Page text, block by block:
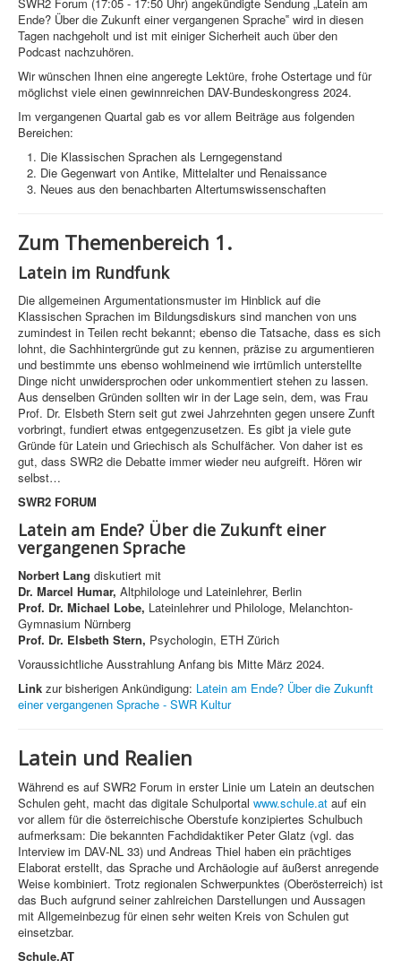
SWR2 Forum (17:05 - 17:50 Uhr) angekündigte Sendung „Latein am
Ende? Über die Zukunft einer vergangenen Sprache‟ wird in diesen
Tagen nachgeholt und ist mit einiger Sicherheit auch über den
Podcast nachzuhören.
Wir wünschen Ihnen eine angeregte Lektüre, frohe Ostertage und für
möglichst viele einen gewinnreichen DAV-Bundeskongress 2024.
Im vergangenen Quartal gab es vor allem Beiträge aus folgenden
Bereichen:
Die Klassischen Sprachen als Lerngegenstand
Die Gegenwart von Antike, Mittelalter und Renaissance
Neues aus den benachbarten Altertumswissenschaften
Zum Themenbereich 1.
Latein im Rundfunk
Die allgemeinen Argumentationsmuster im Hinblick auf die
Klassischen Sprachen im Bildungsdiskurs sind manchen von uns
zumindest in Teilen recht bekannt; ebenso die Tatsache, dass es sich
lohnt, die Sachhintergründe gut zu kennen, präzise zu argumentieren
und bestimmte uns ebenso wohlmeinend wie irrtümlich unterstellte
Dinge nicht unwidersprochen oder unkommentiert stehen zu lassen.
Aus denselben Gründen sollten wir in der Lage sein, dem, was Frau
Prof. Dr. Elsbeth Stern seit gut zwei Jahrzehnten gegen unsere Zunft
vorbringt, fundiert etwas entgegenzusetzen. Es gibt ja viele gute
Gründe für Latein und Griechisch als Schulfächer. Von daher ist es
gut, dass SWR2 die Debatte immer wieder neu aufgreift. Hören wir
selbst…
SWR2 FORUM
Latein am Ende? Über die Zukunft einer
vergangenen Sprache
Norbert Lang diskutiert mit
Dr. Marcel Humar, Altphilologe und Lateinlehrer, Berlin
Prof. Dr. Michael Lobe, Lateinlehrer und Philologe, Melanchton-
Gymnasium Nürnberg
Prof. Dr. Elsbeth Stern, Psychologin, ETH Zürich
Voraussichtliche Ausstrahlung Anfang bis Mitte März 2024.
Link zur bisherigen Ankündigung: Latein am Ende? Über die Zukunft
einer vergangenen Sprache - SWR Kultur
Latein und Realien
Während es auf SWR2 Forum in erster Linie um Latein an deutschen
Schulen geht, macht das digitale Schulportal www.schule.at auf ein
vor allem für die österreichische Oberstufe konzipiertes Schulbuch
aufmerksam: Die bekannten Fachdidaktiker Peter Glatz (vgl. das
Interview im DAV-NL 33) und Andreas Thiel haben ein prächtiges
Elaborat erstellt, das Sprache und Archäologie auf äußerst anregende
Weise kombiniert. Trotz regionalen Schwerpunktes (Oberösterreich) ist
das Buch aufgrund seiner zahlreichen Darstellungen und Aussagen
mit Allgemeinbezug für einen sehr weiten Kreis von Schulen gut
einsetzbar.
Schule.AT